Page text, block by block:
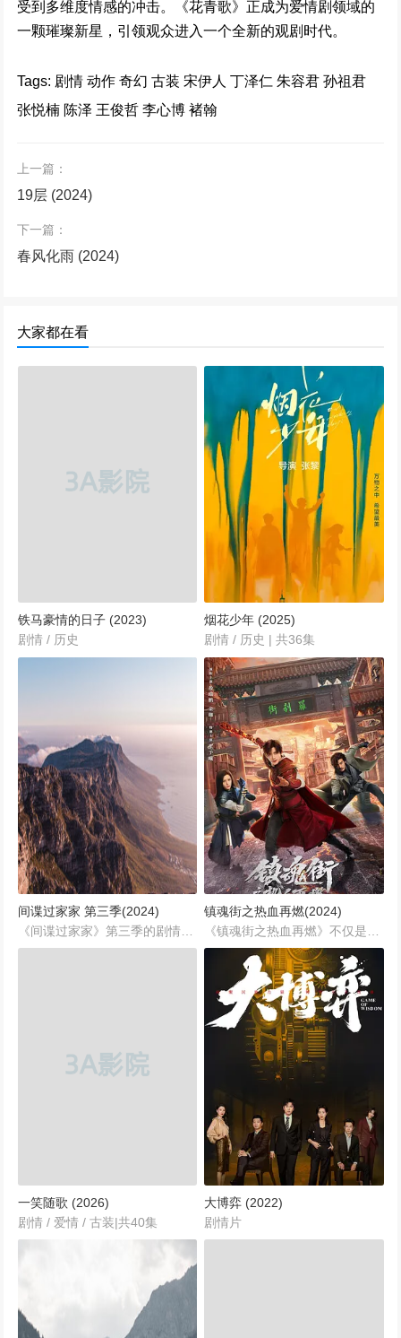
受到多维度情感的冲击。《花青歌》正成为爱情剧领域的
一颗璀璨新星，引领观众进入一个全新的观剧时代。
Tags: 剧情 动作 奇幻 古装 宋伊人 丁泽仁 朱容君 孙祖君
张悦楠 陈泽 王俊哲 李心博 褚翰
上一篇：
19层 (2024)
下一篇：
春风化雨 (2024)
大家都在看
铁马豪情的日子 (2023)
剧情 / 历史
烟花少年 (2025)
剧情 / 历史 | 共36集
间谍过家家 第三季(2024)
《间谍过家家》第三季的剧情紧接第二季的高潮，以最终话结尾的预告「SEE YOU NEXT MISSION」为起点，继续展开一系列扣人心弦的间谍冒险。...
镇魂街之热血再燃(2024)
一笑随歌 (2026)
剧情 / 爱情 / 古装|共40集
大博弈 (2022)
剧情片